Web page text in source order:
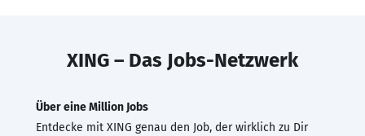
XING – Das Jobs-Netzwerk
Über eine Million Jobs
Entdecke mit XING genau den Job, der wirklich zu Dir